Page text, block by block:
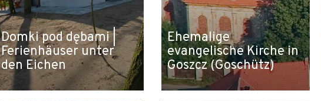
Domki pod dębami |
Ferienhäuser unter
den Eichen
Ehemalige
evangelische Kirche in
Goszcz (Goschütz)